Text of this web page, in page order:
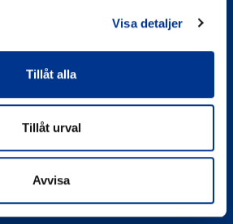
Visa detaljer
Tillåt alla
Tillåt urval
Avvisa